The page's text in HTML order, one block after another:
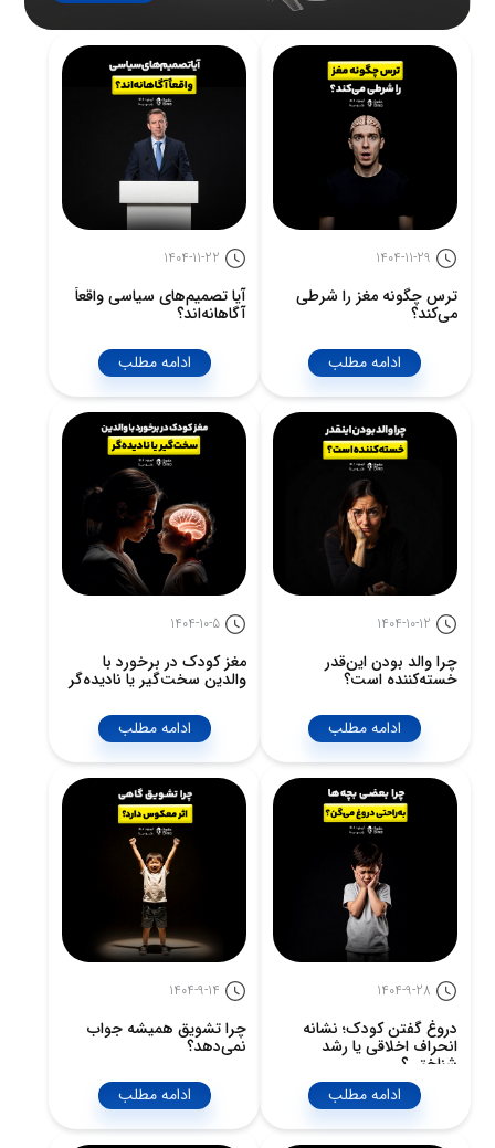
1404-11-29
ترس چگونه مغز را شرطی
می‌کند؟
ادامه مطلب
1404-11-22
آیا تصمیم‌های سیاسی واقعاً
آگاهانه‌اند؟
ادامه مطلب
1404-10-12
چرا والد بودن این‌قدر
خسته‌کننده است؟
ادامه مطلب
1404-10-5
مغز کودک در برخورد با
والدین سخت‌گیر یا نادیده‌گر
ادامه مطلب
1404-9-28
دروغ گفتن کودک؛ نشانه
انحراف اخلاقی یا رشد
شناختی؟
ادامه مطلب
1404-9-14
چرا تشویق همیشه جواب
نمی‌دهد؟
ادامه مطلب